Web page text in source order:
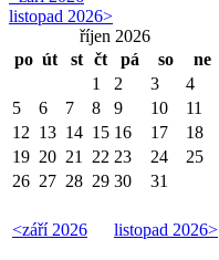
listopad 2026>
říjen 2026
po út st čt pá so ne
<září 2026 listopad 2026>
1 2 3
4
5
6 7 8 9 10
11
12 13 14 15 16 17
18
19 20 21 22 23 24
25
26 27 28 29 30 31